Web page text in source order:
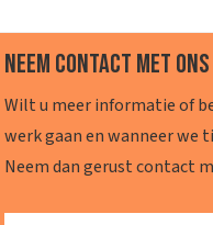
Neem contact met ons
Wilt u meer informatie of
werk gaan en wanneer we
Neem dan gerust contact